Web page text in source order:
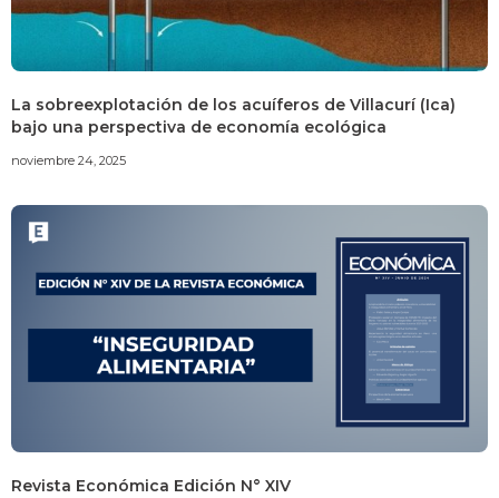
La sobreexplotación de los acuíferos de Villacurí (Ica)
bajo una perspectiva de economía ecológica
noviembre 24, 2025
Revista Económica Edición N° XIV